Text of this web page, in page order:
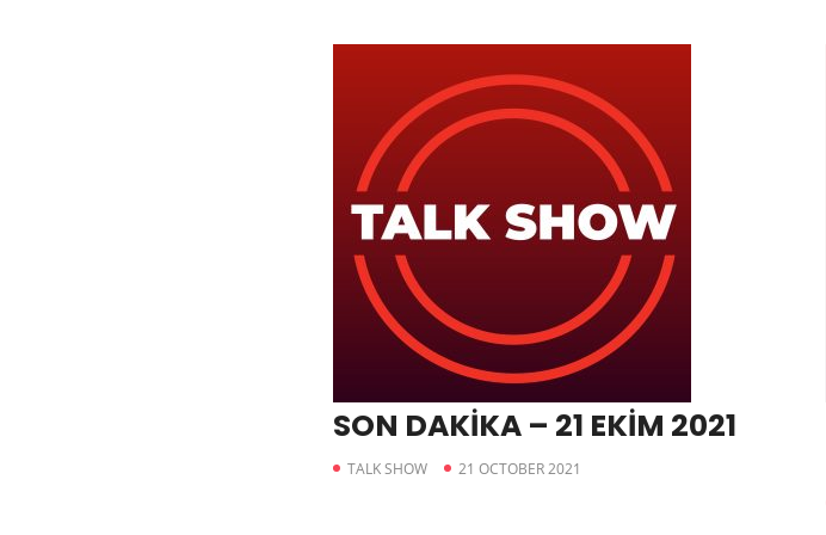
SON DAKİKA – 21 EKİM 2021
TALK SHOW 21 OCTOBER 2021